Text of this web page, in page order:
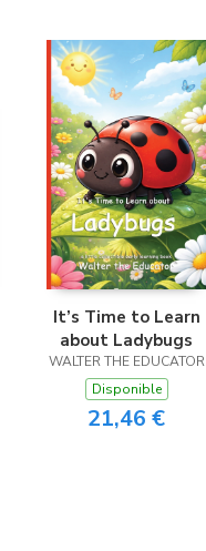
It’s Time to Learn
about Ladybugs
WALTER THE EDUCATOR
Disponible
21,46 €